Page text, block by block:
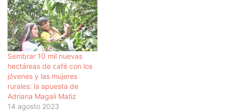
Sembrar 10 mil nuevas
hectáreas de café con los
jóvenes y las mujeres
rurales: la apuesta de
Adriana Magali Matiz
14 agosto 2023